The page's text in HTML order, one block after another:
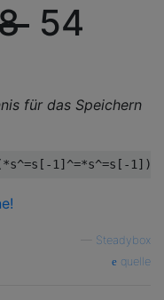
54
für das Speichern
Steadybox
quelle